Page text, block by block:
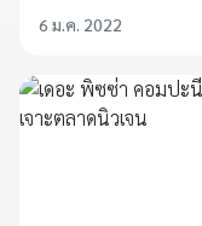
6 ม.ค. 2022